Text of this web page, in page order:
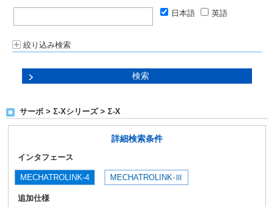
日本語
英語
絞り込み検索
サーボ > Σ-Xシリーズ > Σ-X
詳細検索条件
インタフェース
MECHATROLINK-4 MECHATROLINK-Ⅲ
追加仕様